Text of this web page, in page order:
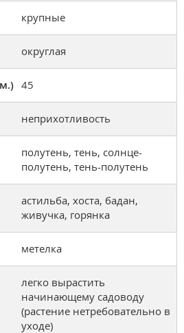
крупные
округлая
45
неприхотливость
полутень, тень, солнце-
полутень, тень-полутень
астильба, хоста, бадан,
живучка, горянка
метелка
легко вырастить
начинающему садоводу
(растение нетребовательно в
уходе)